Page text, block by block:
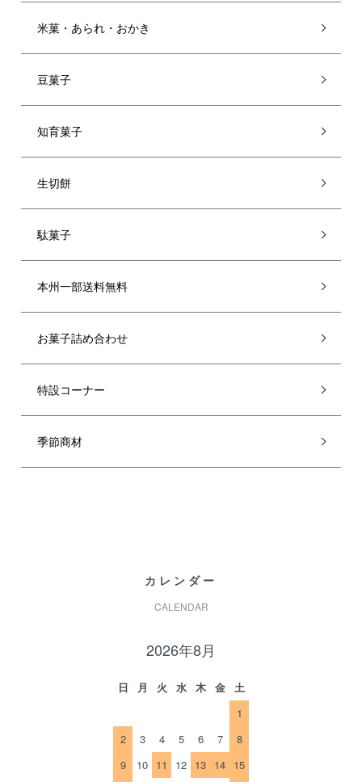
米菓・あられ・おかき
豆菓子
知育菓子
生切餅
駄菓子
本州一部送料無料
お菓子詰め合わせ
特設コーナー
季節商材
カレンダー
CALENDAR
2026年8月
日 月 火 水 木 金
土
1
2
3 4 5 6 7
8
9
10 11 12 13 14 15